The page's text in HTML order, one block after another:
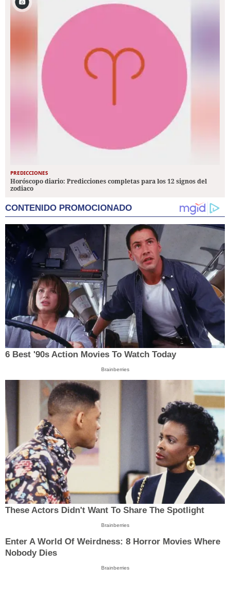
PREDICCIONES
Horóscopo diario: Predicciones completas para los 12 signos del
zodiaco
CONTENIDO PROMOCIONADO
6 Best '90s Action Movies To Watch Today
Brainberries
These Actors Didn't Want To Share The Spotlight
Brainberries
Enter A World Of Weirdness: 8 Horror Movies Where
Nobody Dies
Brainberries